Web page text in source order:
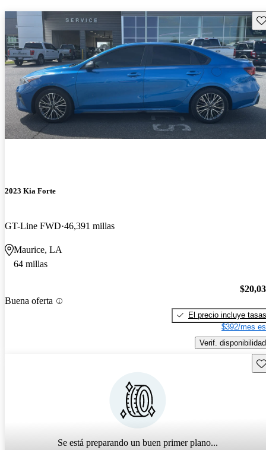
2023 Kia Forte
GT-Line FWD 46,391 millas
Maurice, LA
64 millas
Buena oferta
El precio incluye tasas
$392/mes
Verif. disponibilidad
Se está preparando un buen primer plano...